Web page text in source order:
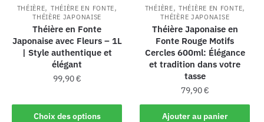
THÉIÈRE, THÉIÈRE EN FONTE,
THÉIÈRE JAPONAISE
Théière en Fonte
Japonaise avec Fleurs – 1L
| Style authentique et
élégant
99,90€
Choix des options
THÉIÈRE,THÉIÈRE EN FONTE,
THÉIÈRE JAPONAISE
Théière Japonaise en
Fonte Rouge Motifs
Cercles 600ml: Élégance
et tradition dans votre
tasse
79,90€
Ajouter au panier